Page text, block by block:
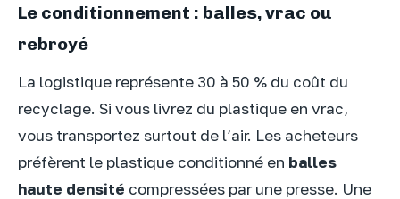
Le conditionnement : balles, vrac ou
rebroyé
La logistique représente 30 à 50 % du coût du
recyclage. Si vous livrez du plastique en vrac,
vous transportez surtout de l’air. Les acheteurs
préfèrent le plastique conditionné en balles
haute densité compressées par une presse. Une